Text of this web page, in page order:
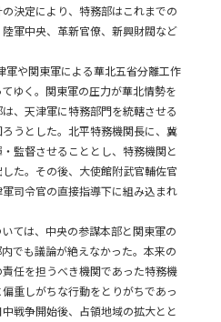
決定により、特務部はこれまでの
軍中央、革新官僚、新興財閥など
軍や関東軍による華北五省分離工作
ゆく。関東軍の圧力が華北情勢を
、天津軍に特務部門を統轄させる
うとした。北平特務機関長に、冀
監督させることとし、特務機関と
た。その後、大使館附武官輔佐官
司令官の直接指導下に組み込まれ
ては、中央の参謀本部と関東軍の
でも議論が絶えなかった。本来の
任を担うべき機関であった特務機
重しがちな行動をとりがちであっ
戦争開始後、占領地域の拡大とと